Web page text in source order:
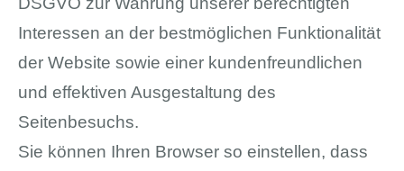
Interessen an der bestmöglichen Funktionalität
der Website sowie einer kundenfreundlichen
und effektiven Ausgestaltung des
Seitenbesuchs.
Sie können Ihren Browser so einstellen, dass